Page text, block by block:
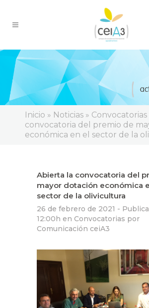
Inicio » Noticias » Convocatorias
convocatoria del premio de
económica en el sector de la
Abierta la convocatoria del
mayor dotación económica
sector de la olivicultura
26 de febrero de 2021 -
12:00h en Convocatorias por
Comunicación ceiA3